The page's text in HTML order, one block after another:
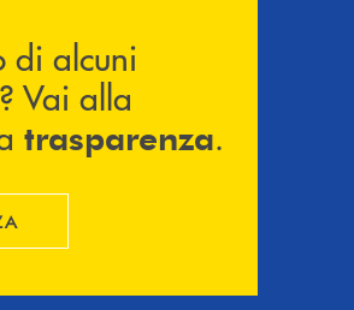
di alcuni
? Vai alla
trasparenza.